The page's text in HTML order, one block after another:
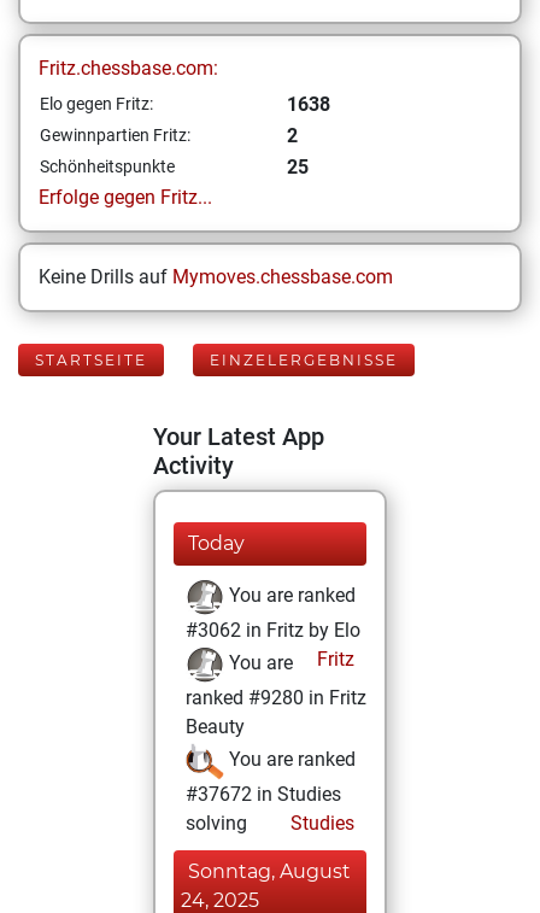
Fritz.chessbase.com:
Elo gegen Fritz: 1638
Gewinnpartien Fritz: 2
Schönheitspunkte
25
Erfolge gegen Fritz...
Keine Drills auf Mymoves.chessbase.com
STARTSEITE EINZELERGEBNISSE
Your Latest App
Activity
Today
You are ranked
#3062 in Fritz by Elo
Fritz
You are
ranked #9280 in Fritz
Beauty
You are ranked
#37672 in Studies
solving
Studies
Sonntag, August
24, 2025